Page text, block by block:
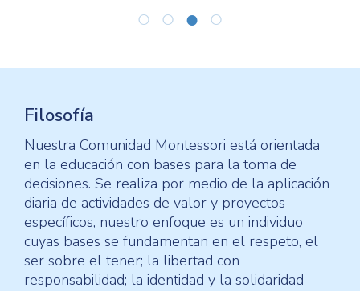
Filosofía
Nuestra Comunidad Montessori está orientada
en la educación con bases para la toma de
decisiones. Se realiza por medio de la aplicación
diaria de actividades de valor y proyectos
específicos, nuestro enfoque es un individuo
cuyas bases se fundamentan en el respeto, el
ser sobre el tener; la libertad con
responsabilidad; la identidad y la solidaridad